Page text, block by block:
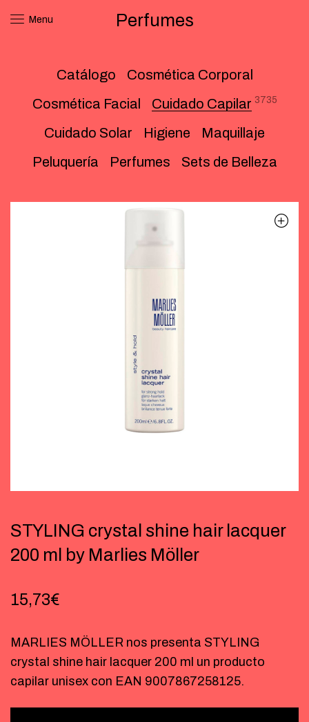
Menu Perfumes
Catálogo
Cosmética Corporal
Cosmética Facial
Cuidado Capilar 3735
Cuidado Solar Higiene
Maquillaje
Peluquería
Perfumes Sets de Belleza
STYLING crystal shine hair lacquer
200 ml by Marlies Möller
15,73€
MARLIES MÖLLER nos presenta STYLING
crystal shine hair lacquer 200 ml un producto
capilar unisex con EAN 9007867258125.